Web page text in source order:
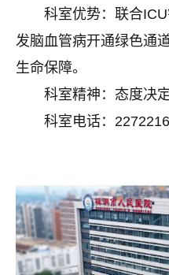
科室优势：联合
发脑血管病开通绿色通
生命保障。
科室精神：态度决
科室电话：